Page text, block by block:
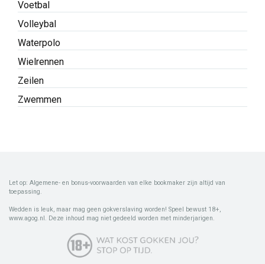
Voetbal
Volleybal
Waterpolo
Wielrennen
Zeilen
Zwemmen
Let op: Algemene- en bonus-voorwaarden van elke bookmaker zijn altijd van
toepassing.
Wedden is leuk, maar mag geen gokverslaving worden! Speel bewust 18+,
www.agog.nl. Deze inhoud mag niet gedeeld worden met minderjarigen.